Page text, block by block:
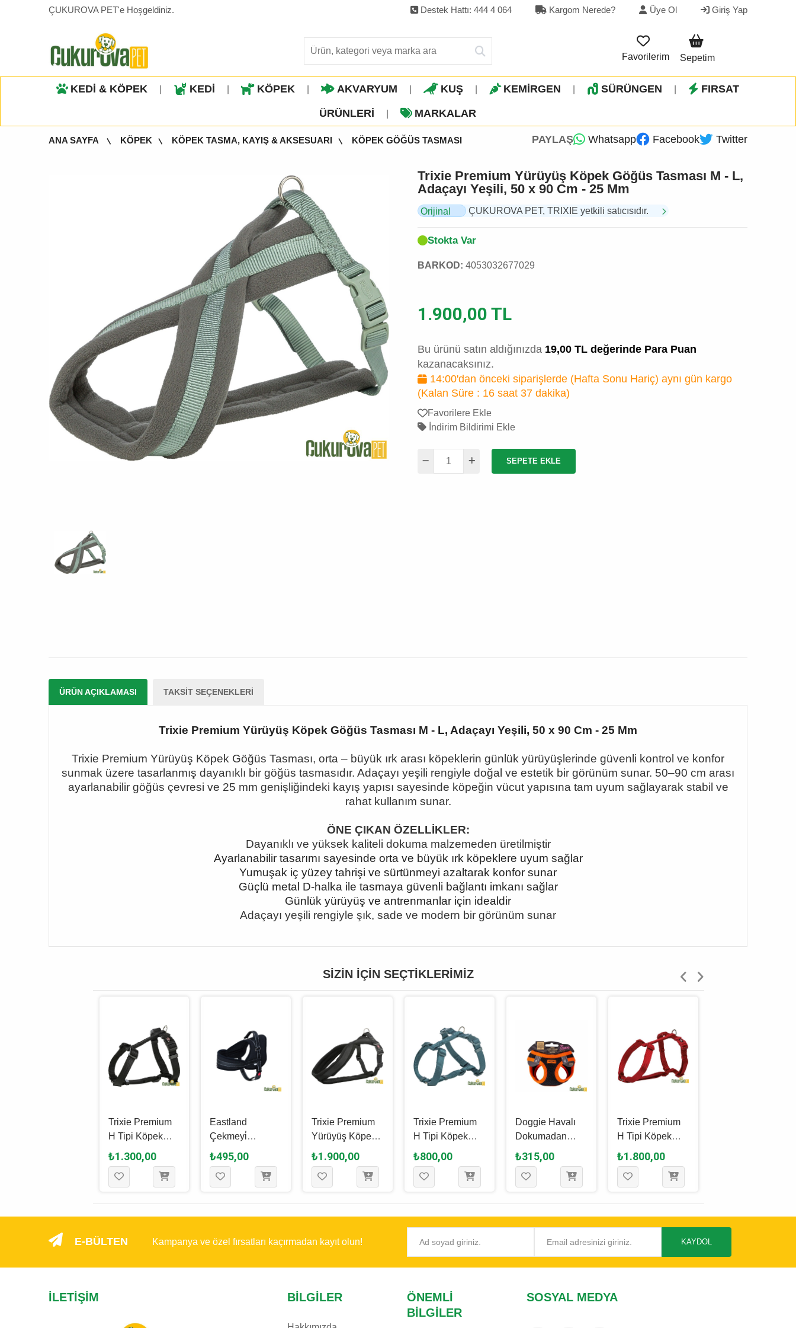
ÇUKUROVA PET'e Hoşgeldiniz. Destek Hattı: 444 4 064 Kargom Nerede? Üye Ol Giriş Yap
Favorilerim Sepetim
KEDİ & KÖPEK KEDİ KÖPEK AKVARYUM KUŞ KEMİRGEN SÜRÜNGEN FIRSAT
ÜRÜNLERI MARKALAR
ANA SAYFA KÖPEK KÖPEK TASMA, KAYIŞ & AKSESUARI KÖPEK GÖĞÜS TASMASI PAYLAŞ Whatsapp Facebook Twitter
Trixie Premium Yürüyüş Köpek Göğüs Tasması M - L,
Adaçayı Yeşili, 50 x 90 Cm - 25 Mm
Orijinal
ÇUKUROVA PET, TRIXIE yetkili satıcısıdır.
Stokta Var
BARKOD: 4053032677029
1.900,00 TL
Bu ürünü satın aldığınızda 19,00 TL değerinde Para Puan
kazanacaksınız.
14:00'dan önceki siparişlerde (Hafta Sonu Hariç) aynı gün kargo
(Kalan Süre : 16 saat 37 dakika)
Favorilere Ekle
İndirim Bildirimi Ekle
SEPETE EKLE
ÜRÜN AÇIKLAMASI TAKSIT SEÇENEKLERI
Trixie Premium Yürüyüş Köpek Göğüs Tasması M - L, Adaçayı Yeşili, 50 x 90 Cm - 25 Mm
Trixie Premium Yürüyüş Köpek Göğüs Tasması, orta – büyük ırk arası köpeklerin günlük yürüyüşlerinde güvenli kontrol ve konfor
sunmak üzere tasarlanmış dayanıklı bir göğüs tasmasıdır. Adaçayı yeşili rengiyle doğal ve estetik bir görünüm sunar. 50–90 cm arası
ayarlanabilir göğüs çevresi ve 25 mm genişliğindeki kayış yapısı sayesinde köpeğin vücut yapısına tam uyum sağlayarak stabil ve
rahat kullanım sunar.
ÖNE ÇIKAN ÖZELLİKLER:
Dayanıklı ve yüksek kaliteli dokuma malzemeden üretilmiştir
Ayarlanabilir tasarımı sayesinde orta ve büyük ırk köpeklere uyum sağlar
Yumuşak iç yüzey tahrişi ve sürtünmeyi azaltarak konfor sunar
Güçlü metal D-halka ile tasmaya güvenli bağlantı imkanı sağlar
Günlük yürüyüş ve antrenmanlar için idealdir
Adaçayı yeşili rengiyle şık, sade ve modern bir görünüm sunar
SIZIN İÇIN SEÇTIKLERIMIZ
Trixie Premium
H Tipi Köpek
Göğüs Tasması
M - L, Siyah, 52
x 75 Cm - 20 Mm
₺1.300,00
Eastland
Çekmeyi̇
Önleyi̇ci̇
Reflektörlü
Köpek Göğüs
- 90 Cm
₺495,00
Trixie Premium
Yürüyüş Köpek
Göğüs Tasması
M, Siyah, 45 x 80
Cm - 25 Mm
₺1.900,00
Trixie Premium
H Tipi Köpek
Göğüs Tasması
Xs - S, Petrol
Mavisi, 30 x 44
₺800,00
Doggie Havalı
Dokumadan
Neon Serisi El
Yapımı Küçük Irk
Köpek Göğüs
26 Cm - Turuncu
₺315,00
Trixie Premium
H Tipi Köpek
Göğüs Tasması
L - XL, Kırmızı,
75 x 120 Cm - 25
₺1.800,00
E-BÜLTEN Kampanya ve özel fırsatları kaçırmadan kayıt olun! KAYDOL
İLETIŞIM BILGILER
ÖNEMLI
BILGILER
SOSYAL MEDYA